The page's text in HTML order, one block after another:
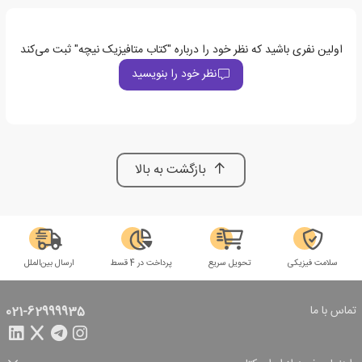
اولین نفری باشید که نظر خود را درباره "کتاب متافیزیک نیچه" ثبت می‌کند
نظر خود را بنویسید
بازگشت به بالا
سلامت فیزیکی تحویل سریع پرداخت در 4 قسط ارسال بین‌الملل
تماس با ما 021-62999935